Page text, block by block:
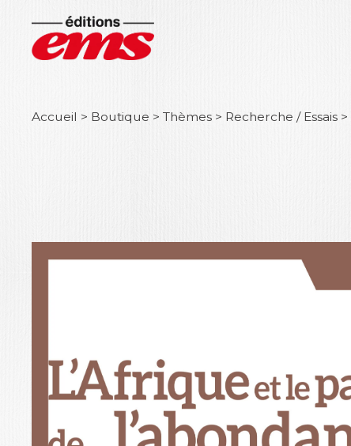
Accueil > Boutique > Thèmes > Recherche / Essais >